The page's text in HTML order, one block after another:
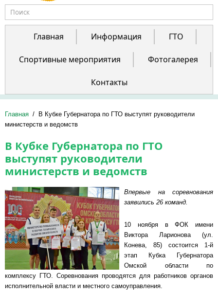
Форма поиска
Главная
Информация ГТО
Спортивные мероприятия Фотогалерея
Контакты
Главная /
В Кубке Губернатора по ГТО выступят руководители
министерств и ведомств
В Кубке Губернатора по ГТО
выступят руководители
министерств и ведомств
Впервые на соревнования
заявились 26 команд.
10 ноября в ФОК имени
Виктора Ларионова (ул.
Конева, 85) состоится 1-й
этап Кубка Губернатора
Омской области по
комплексу ГТО. Соревнования проводятся для работников органов
исполнительной власти и местного самоуправления.